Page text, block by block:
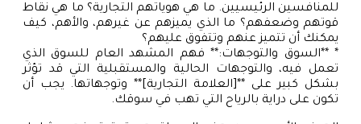
للمنافسين الرئيسيين. ما هي هوياتهم التجارية؟ ما هي نقاط
قوتهم وضعفهم؟ ما الذي يميزهم عن غيرهم، والأهم، كيف
يمكنك أن تتميز عنهم وتتفوق عليهم؟
* **السوق والتوجهات:** فهم المشهد العام للسوق الذي
تعمل فيه، والتوجهات الحالية والمستقبلية التي قد تؤثر
بشكل كبير على **[العلامة التجارية]** وتوجهاتها. يجب أن
تكون على دراية بالرياح التي تهب في سوقك.